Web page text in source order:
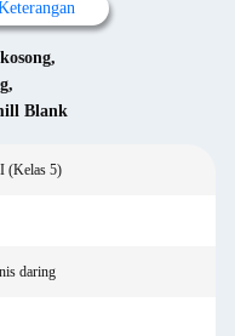
,
,
Blank
(Kelas 5)
daring